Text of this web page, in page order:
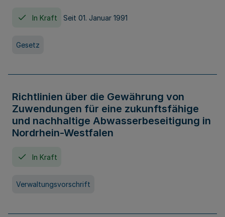
In Kraft Seit 01. Januar 1991
Gesetz
Richtlinien über die Gewährung von
Zuwendungen für eine zukunftsfähige
und nachhaltige Abwasserbeseitigung in
Nordrhein-Westfalen
In Kraft
Verwaltungsvorschrift